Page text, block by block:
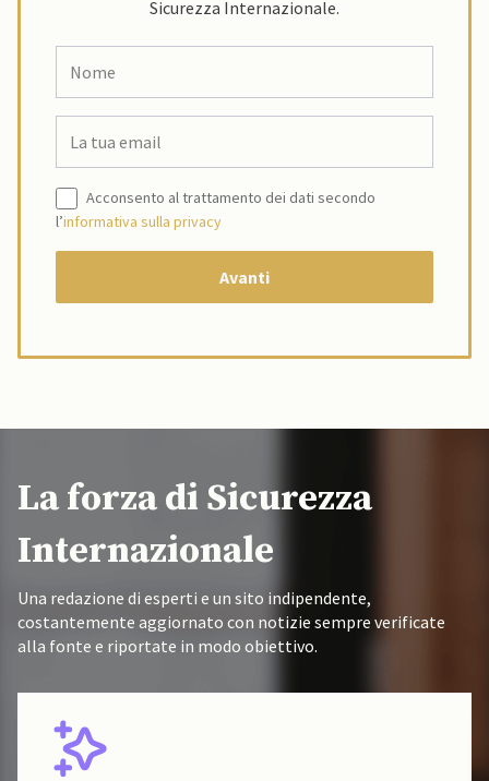
Sicurezza Internazionale.
Acconsento al trattamento dei dati secondo
l’informativa sulla privacy
La forza di Sicurezza
Internazionale
Una redazione di esperti e un sito indipendente,
costantemente aggiornato con notizie sempre verificate
alla fonte e riportate in modo obiettivo.